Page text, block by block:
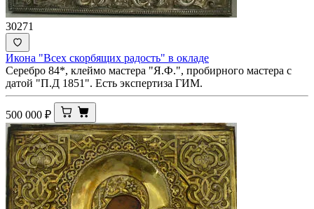
30271
Икона "Всех скорбящих радость" в окладе
Серебро 84*, клеймо мастера "Я.Ф.", пробирного мастера с
датой "П.Д 1851". Есть экспертиза ГИМ.
500 000 ₽